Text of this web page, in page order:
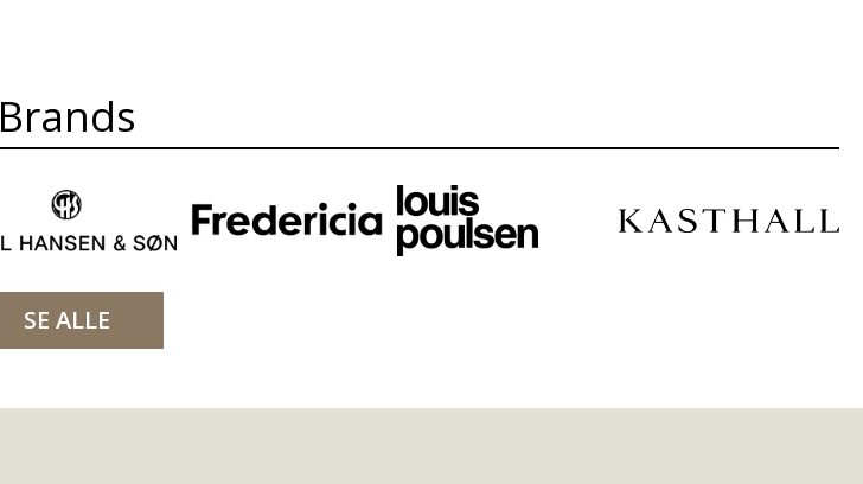
Brands
SE ALLE